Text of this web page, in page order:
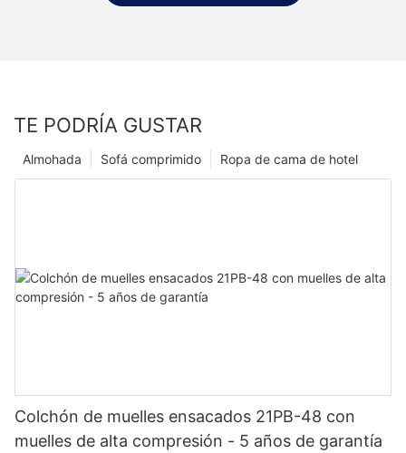
TE PODRÍA GUSTAR
Ropa de cama de hotel
Sofá comprimido
Almohada
Colchón de muelles ensacados 21PB-48 con
muelles de alta compresión - 5 años de garantía